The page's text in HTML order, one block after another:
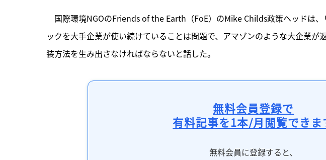
国際環境NGOのFriends of the Earth（FoE）のMike Childs政策ヘッドは
ックを大手企業が使い続けていることは問題で、アマゾンのような大企業が
装方法を生み出さなければならないと話した。
無料会員登録で
有料記事を1本/月閲覧できま
無料会員に登録すると、